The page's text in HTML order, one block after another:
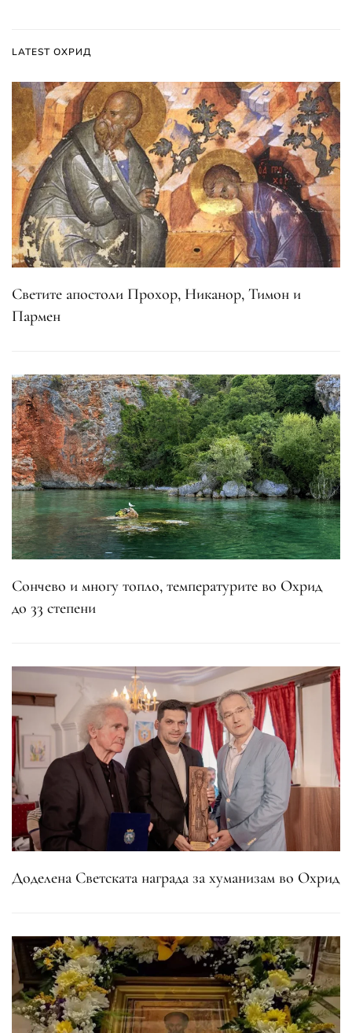
LATEST ОХРИД
Светите апостоли Прохор, Никанор, Тимон и
Пармен
Сончево и многу топло, температурите во Охрид
до 33 степени
Доделена Светската награда за хуманизам во Охрид